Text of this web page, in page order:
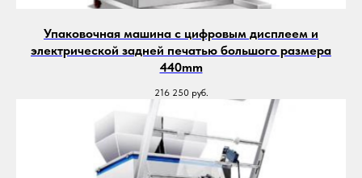
Упаковочная машина с цифровым дисплеем и
электрической задней печатью большого размера
440mm
216 250 руб.